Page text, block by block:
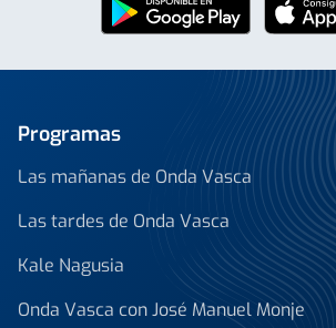
Programas
Las mañanas de Onda Vasca
Las tardes de Onda Vasca
Kale Nagusia
Onda Vasca con José Manuel Monje